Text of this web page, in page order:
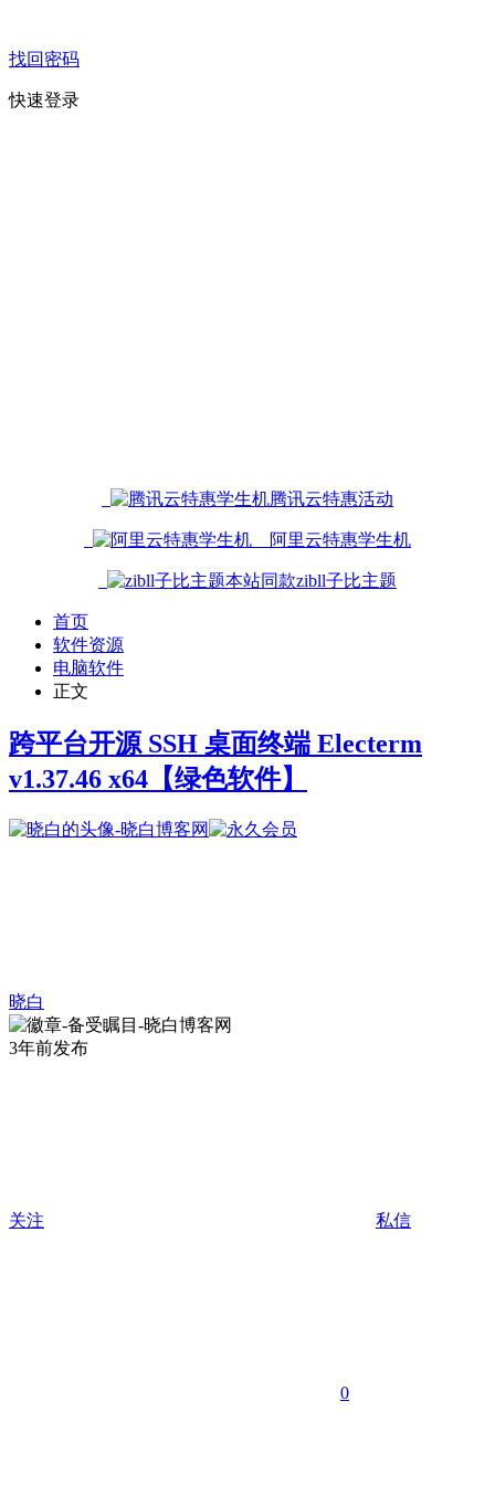
找回密码
快速登录
腾讯云特惠活动
阿里云特惠学生机
本站同款zibll子比主题
首页
软件资源
电脑软件
正文
跨平台开源 SSH 桌面终端 Electerm
v1.37.46 x64 【绿色软件】
晓白
3年前发布
关注 私信
0